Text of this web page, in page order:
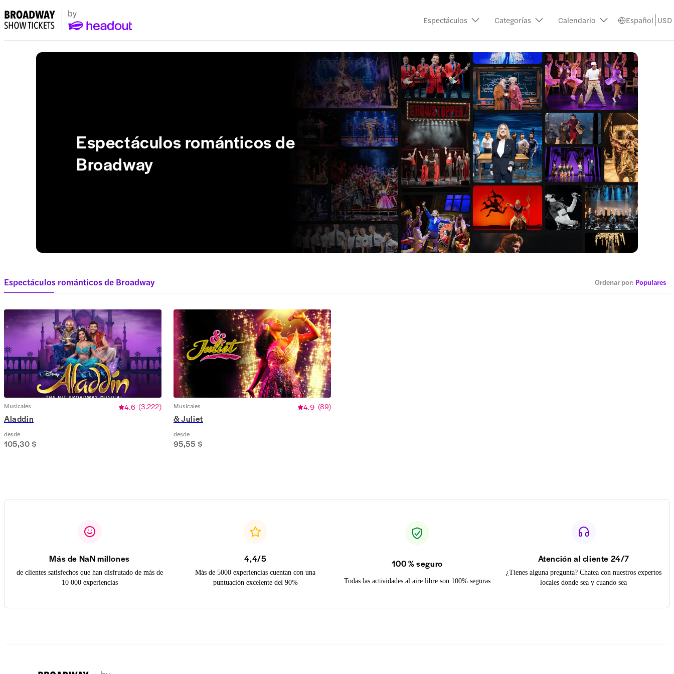
Espectáculos Categorías Calendario Español USD
Espectáculos románticos de
Broadway
Espectáculos románticos de Broadway Ordenar por: Populares
Musicales 4.6 (3.222)
Aladdin
desde
105,30 $
Musicales 4.9 (89)
& Juliet
desde
95,55 $
Más de NaN millones
de clientes satisfechos que han disfrutado de más de
10 000 experiencias
4,4/5
Más de 5000 experiencias cuentan con una
puntuación excelente del 90%
100 % seguro
Todas las actividades al aire libre son 100% seguras
Atención al cliente 24/7
¿Tienes alguna pregunta? Chatea con nuestros expertos
locales donde sea y cuando sea